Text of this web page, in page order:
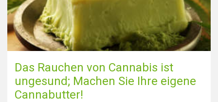
Das Rauchen von Cannabis ist
ungesund; Machen Sie Ihre eigene
Cannabutter!